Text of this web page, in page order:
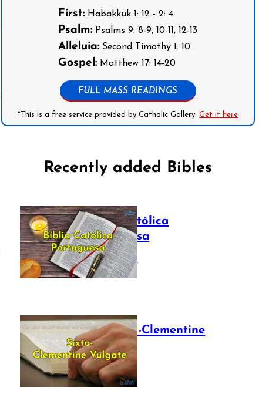
First: Habakkuk 1: 12 - 2: 4
Psalm: Psalms 9: 8-9, 10-11, 12-13
Alleluia: Second Timothy 1: 10
Gospel: Matthew 17: 14-20
FULL MASS READINGS
*This is a free service provided by Catholic Gallery.Get it here
Recently added Bibles
Bíblia Católica
Portuguesa
July 16, 2025
The Sixto-Clementine
Vulgate
July 12, 2025